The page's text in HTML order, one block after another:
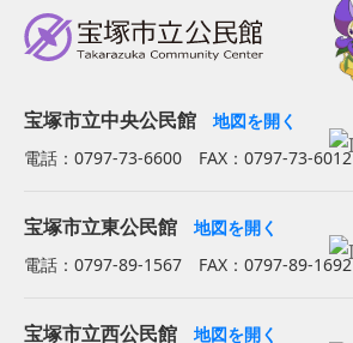
宝塚市立中央公民館
地図を開く
電話：0797-73-6600 FAX：0797-73-6012
宝塚市立東公民館
地図を開く
電話：0797-89-1567 FAX：0797-89-1692
宝塚市立西公民館 地図を開く